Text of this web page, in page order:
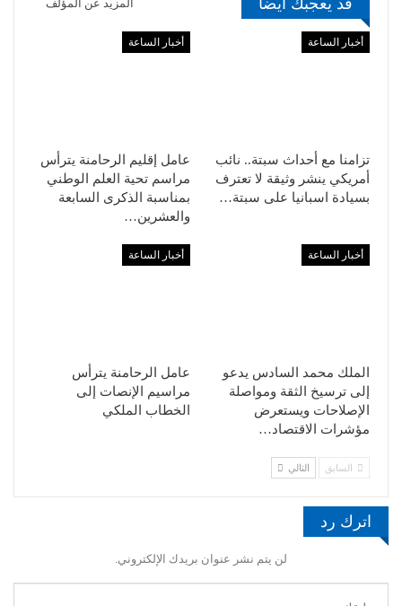
قد يعجبك ايضا المزيد عن المؤلف
أخبار الساعة
تزامنا مع أحداث سبتة.. نائب
أمريكي ينشر وثيقة لا تعترف
بسيادة اسبانيا على سبتة…
أخبار الساعة
عامل إقليم الرحامنة يترأس
مراسم تحية العلم الوطني
بمناسبة الذكرى السابعة
والعشرين…
أخبار الساعة
الملك محمد السادس يدعو
إلى ترسيخ الثقة ومواصلة
الإصلاحات ويستعرض
مؤشرات الاقتصاد…
أخبار الساعة
عامل الرحامنة يترأس
مراسيم الإنصات إلى
الخطاب الملكي
السابق التالي
اترك رد
لن يتم نشر عنوان بريدك الإلكتروني.